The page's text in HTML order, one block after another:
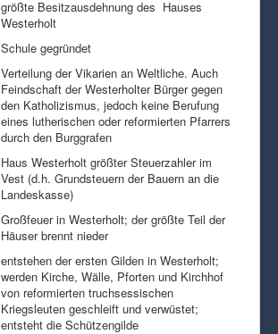
größte Besitzausdehnung des Hauses
Westerholt
Schule gegründet
Verteilung der Vikarien an Weltliche. Auch
Feindschaft der Westerholter Bürger gegen
den Katholizismus, jedoch keine Berufung
eines lutherischen oder reformierten Pfarrers
durch den Burggrafen
Haus Westerholt größter Steuerzahler im
Vest (d.h. Grundsteuern der Bauern an die
Landeskasse)
Großfeuer in Westerholt; der größte Teil der
Häuser brennt nieder
entstehen der ersten Gilden in Westerholt;
werden Kirche, Wälle, Pforten und Kirchhof
von reformierten truchsessischen
Kriegsleuten geschleift und verwüstet;
entsteht die Schützengilde